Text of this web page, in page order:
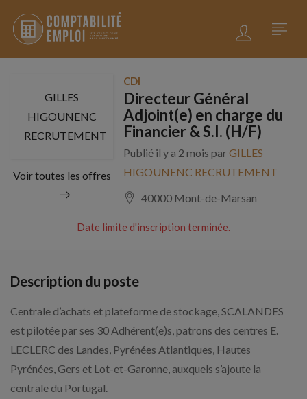
GILLES
HIGOUNENC
RECRUTEMENT
Voir toutes les offres
CDI
Directeur Général
Adjoint(e) en charge du
Financier & S.I. (H/F)
Publié il y a 2 mois parGILLES
HIGOUNENC RECRUTEMENT
40000 Mont-de-Marsan
Date limite d'inscription terminée.
Description du poste
Centrale d’achats et plateforme de stockage, SCALANDES
est pilotée par ses 30 Adhérent(e)s, patrons des centres E.
LECLERC des Landes, Pyrénées Atlantiques, Hautes
Pyrénées, Gers et Lot-et-Garonne, auxquels s’ajoute la
centrale du Portugal.